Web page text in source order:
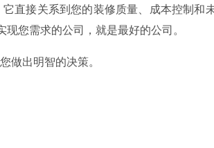
直接关系到您的装修质量、成本控制和
您需求的公司，就是最好的公司。
做出明智的决策。